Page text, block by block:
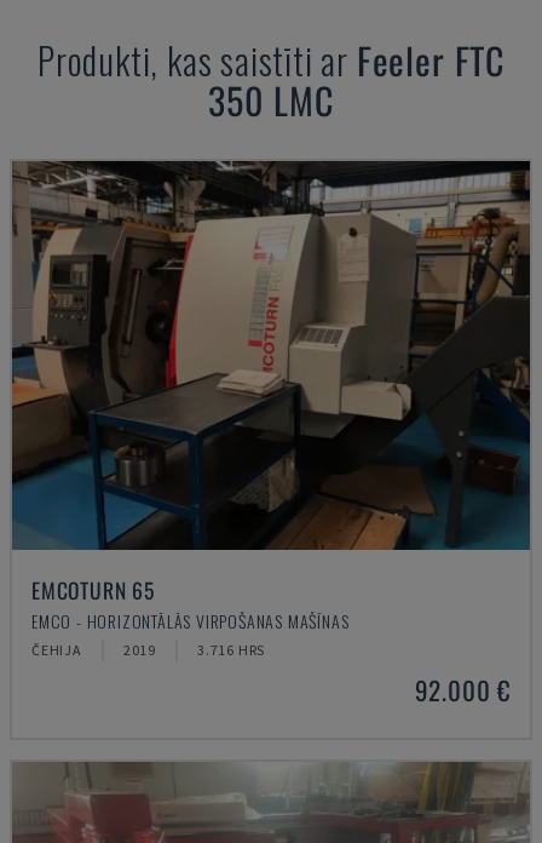
Produkti, kas saistīti ar Feeler FTC
350 LMC
EMCOTURN 65
EMCO - HORIZONTĀLĀS VIRPOŠANAS MAŠĪNAS
ČEHIJA 2019 3.716 HRS
92.000 €